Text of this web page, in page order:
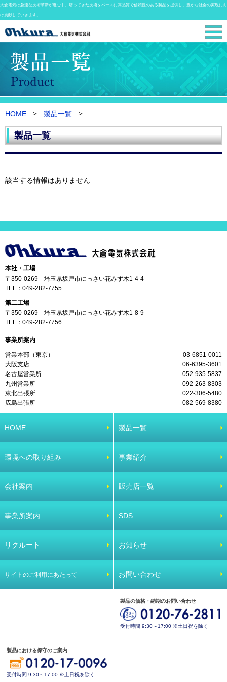
大倉電気は急速な技術革新が進む中、培ってきた技術をベースに高品質で信頼性のある製品を提供し、豊かな社会の実現に向
け貢献していきます。
HOME 製品一覧
製品一覧
該当する情報はありません
本社・工場
〒350-0269 埼玉県坂戸市にっさい花みず木1-4-4
TEL： 049-282-7755
第二工場
〒350-0269 埼玉県坂戸市にっさい花みず木1-8-9
TEL： 049-282-7756
事業所案内
営業本部（東京）
03-6851-0011
大阪支店
06-6395-3601
名古屋営業所
052-935-5837
九州営業所
092-263-8303
東北出張所
022-306-5480
広島出張所
082-569-8380
HOME 製品一覧
環境への取り組み 事業紹介
会社案内 販売店一覧
事業所案内 SDS
リクルート お知らせ
サイトのご利用にあたって お問い合わせ
製品の価格・納期のお問い合わせ
受付時間 9:30～17:00 ※土日祝を除く
製品における保守のご案内
受付時間 9:30～17:00 ※土日祝を除く